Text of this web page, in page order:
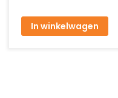
In winkelwagen